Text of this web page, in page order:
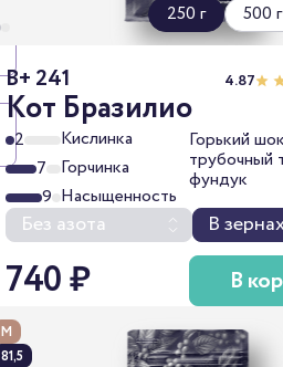
250 г 500 г
B+ 241 4.87
Кот Бразилио
2
Кислинка
7
Горчинка
9 Насыщенность
Горький
трубочный
фундук
Без азота В
740 ₽ В
М
81,5